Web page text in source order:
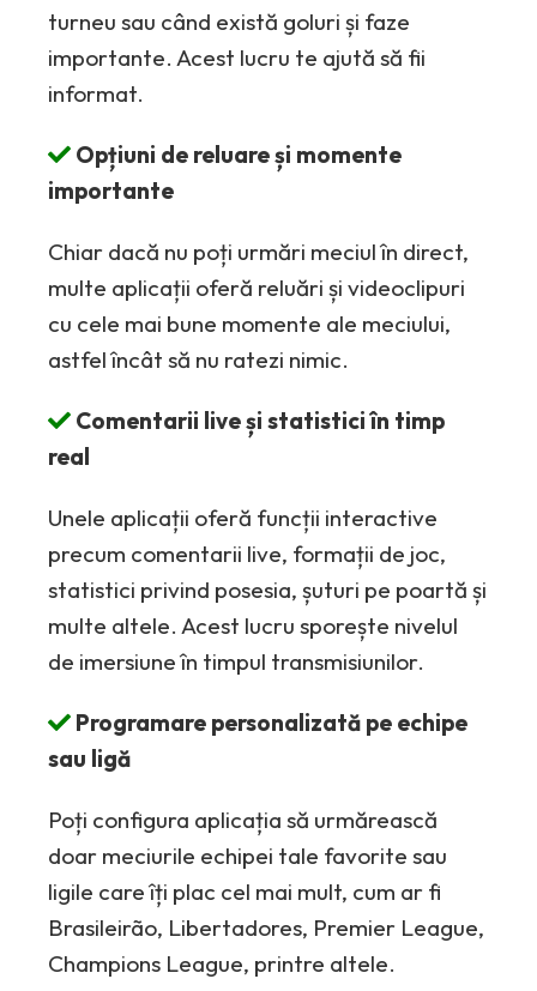
turneu sau când există goluri și faze
importante. Acest lucru te ajută să fii
informat.
Opțiuni de reluare și momente
importante
Chiar dacă nu poți urmări meciul în direct,
multe aplicații oferă reluări și videoclipuri
cu cele mai bune momente ale meciului,
astfel încât să nu ratezi nimic.
Comentarii live și statistici în timp
real
Unele aplicații oferă funcții interactive
precum comentarii live, formații de joc,
statistici privind posesia, șuturi pe poartă și
multe altele. Acest lucru sporește nivelul
de imersiune în timpul transmisiunilor.
Programare personalizată pe echipe
sau ligă
Poți configura aplicația să urmărească
doar meciurile echipei tale favorite sau
ligile care îți plac cel mai mult, cum ar fi
Brasileirão, Libertadores, Premier League,
Champions League, printre altele.